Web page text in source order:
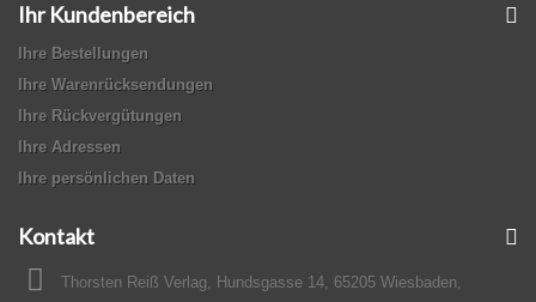
Ihr Kundenbereich
Ihre Bestellungen
Ihre Warenrücksendungen
Ihre Rückvergütungen
Ihre Adressen
Ihre persönlichen Daten
Kontakt
Thorsten Reiß Verlag, Hundsgasse 14, 65205 Wiesbaden,